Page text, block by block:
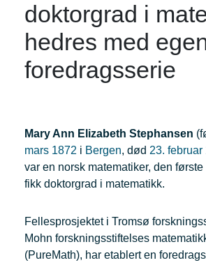
doktorgrad i
hedres med
foredragsserie
Mary Ann Elizabeth Stephansen
mars 1872 i Bergen, død 23. februar
var en norsk matematiker, den
fikk doktorgrad i matematikk.
Fellesprosjektet i Tromsø
Mohn forskningsstiftelses
(PureMath), har etablert en